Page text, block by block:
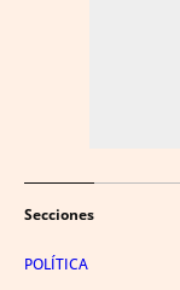
Secciones
POLÍTICA